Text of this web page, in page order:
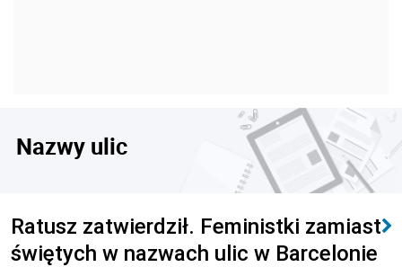
Nazwy ulic
Ratusz zatwierdził. Feministki zamiast
świętych w nazwach ulic w Barcelonie